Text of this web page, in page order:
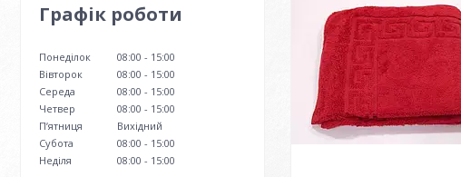
Графік роботи
Понеділок 08:00
15:00
Вівторок
08:00
15:00
Середа
08:00
15:00
Четвер
08:00
15:00
Пʼятниця
Вихідний
Субота
08:00
15:00
Неділя
08:00 15:00